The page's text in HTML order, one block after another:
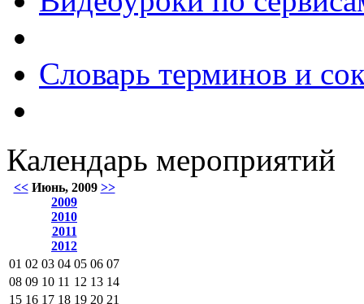
Словарь терминов и
Календарь мероприятий
<< Июнь, 2009 >>
2009
2010
2011
2012
01 02 03 04 05 06 07
08 09 10 11 12 13 14
15 16 17 18 19 20 21